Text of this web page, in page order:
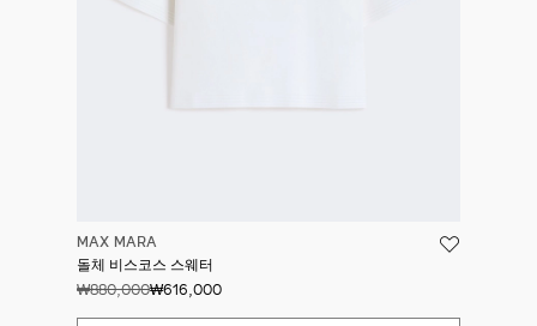
MAX MARA
돌체 비스코스 스웨터
₩880,000₩616,000